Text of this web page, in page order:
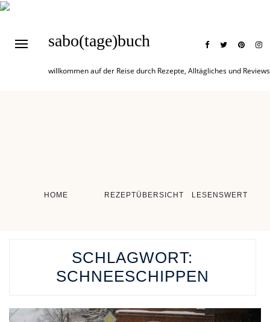
sabo(tage)buch
willkommen auf der Reise durch Rezepte, Alltägliches und Reviews
HOME REZEPTÜBERSICHT LESENSWERT
SCHLAGWORT:
SCHNEESCHIPPEN